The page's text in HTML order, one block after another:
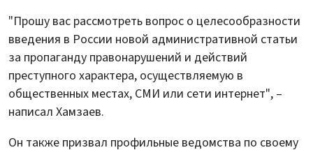
"Прошу вас рассмотреть вопрос о целесообразности
введения в России новой административной статьи
за пропаганду правонарушений и действий
преступного характера, осуществляемую в
общественных местах, СМИ или сети интернет", –
написал Хамзаев.
Он также призвал профильные ведомства по своему